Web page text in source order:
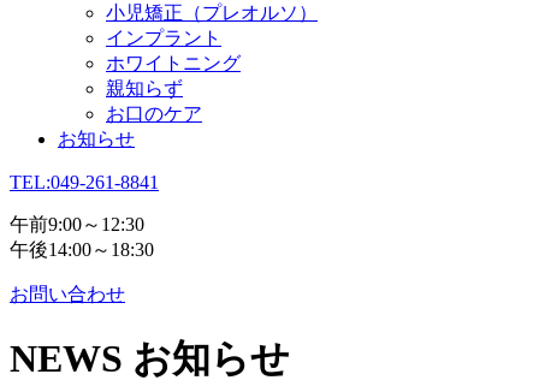
小児矯正（プレオルソ）
インプラント
ホワイトニング
親知らず
お口のケア
お知らせ
TEL:049-261-8841
午前9:00～12:30
午後14:00～18:30
お問い合わせ
NEWS お知らせ